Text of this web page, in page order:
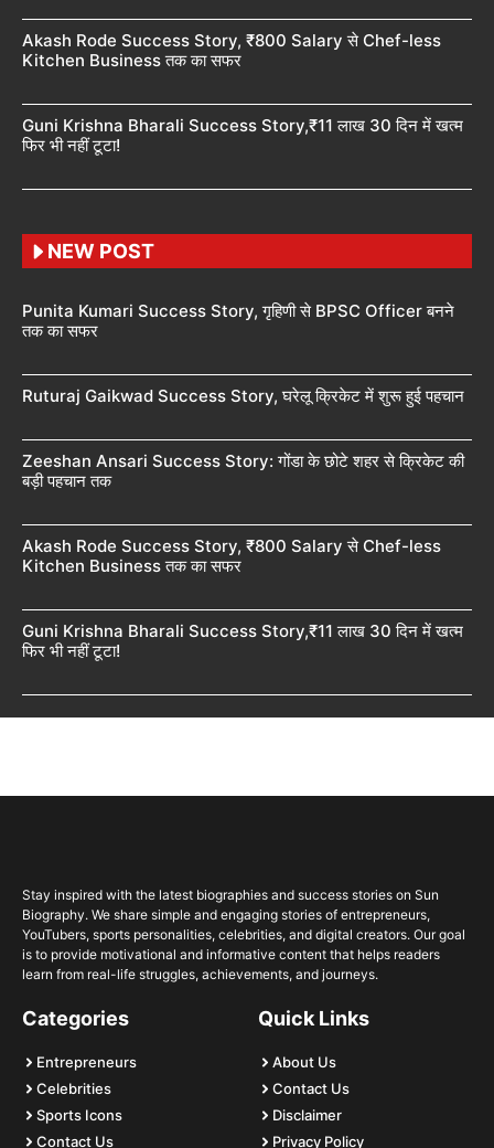
Akash Rode Success Story, ₹800 Salary से Chef-less
Kitchen Business तक का सफर
Guni Krishna Bharali Success Story,₹11 लाख 30 दिन में खत्म
फिर भी नहीं टूटा!
NEW POST
Punita Kumari Success Story, गृहिणी से BPSC Officer बनने
तक का सफर
Ruturaj Gaikwad Success Story, घरेलू क्रिकेट में शुरू हुई पहचान
Zeeshan Ansari Success Story: गोंडा के छोटे शहर से क्रिकेट की
बड़ी पहचान तक
Akash Rode Success Story, ₹800 Salary से Chef-less
Kitchen Business तक का सफर
Guni Krishna Bharali Success Story,₹11 लाख 30 दिन में खत्म
फिर भी नहीं टूटा!
Stay inspired with the latest biographies and success stories on Sun
Biography. We share simple and engaging stories of entrepreneurs,
YouTubers, sports personalities, celebrities, and digital creators. Our goal
is to provide motivational and informative content that helps readers
learn from real-life struggles, achievements, and journeys.
Categories
Entrepreneurs
Celebrities
Sports Icons
Contact Us
Quick Links
About Us
Contact Us
Disclaimer
Privacy Policy